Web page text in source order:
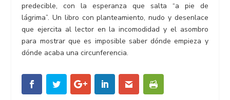
predecible, con la esperanza que salta “a pie de
lágrima”. Un libro con planteamiento, nudo y desenlace
que ejercita al lector en la incomodidad y el asombro
para mostrar que es imposible saber dónde empieza y
dónde acaba una circunferencia.